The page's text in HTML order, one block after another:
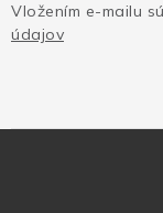
Vložením e-mailu
údajov